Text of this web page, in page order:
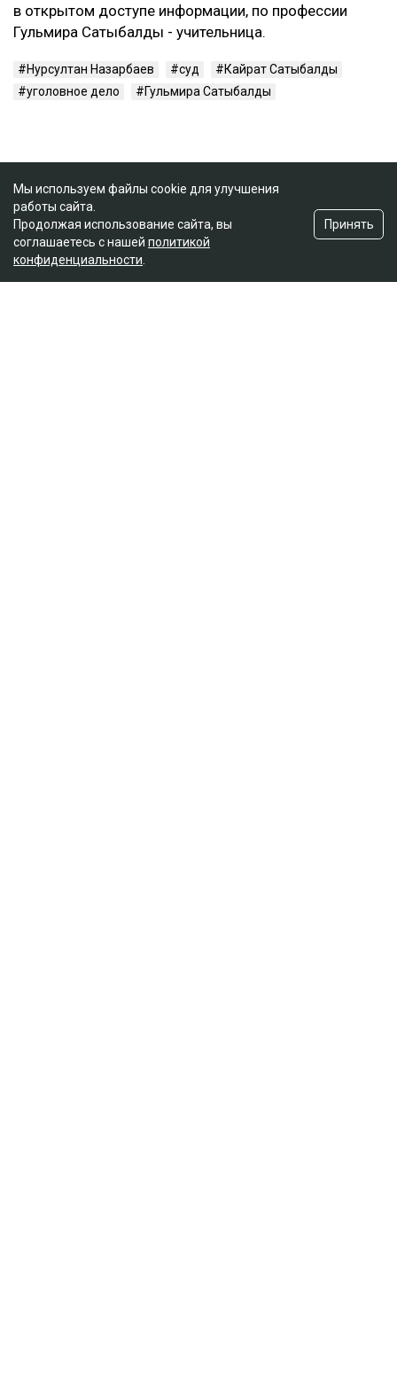
в открытом доступе информации, по профессии
Гульмира Сатыбалды - учительница.
Нурсултан Назарбаев суд
Кайрат Сатыбалды
уголовное дело
Гульмира Сатыбалды
Мы используем файлы cookie для улучшения
работы сайта.
Продолжая использование сайта, вы
соглашаетесь с нашей политикой
конфиденциальности
Принять